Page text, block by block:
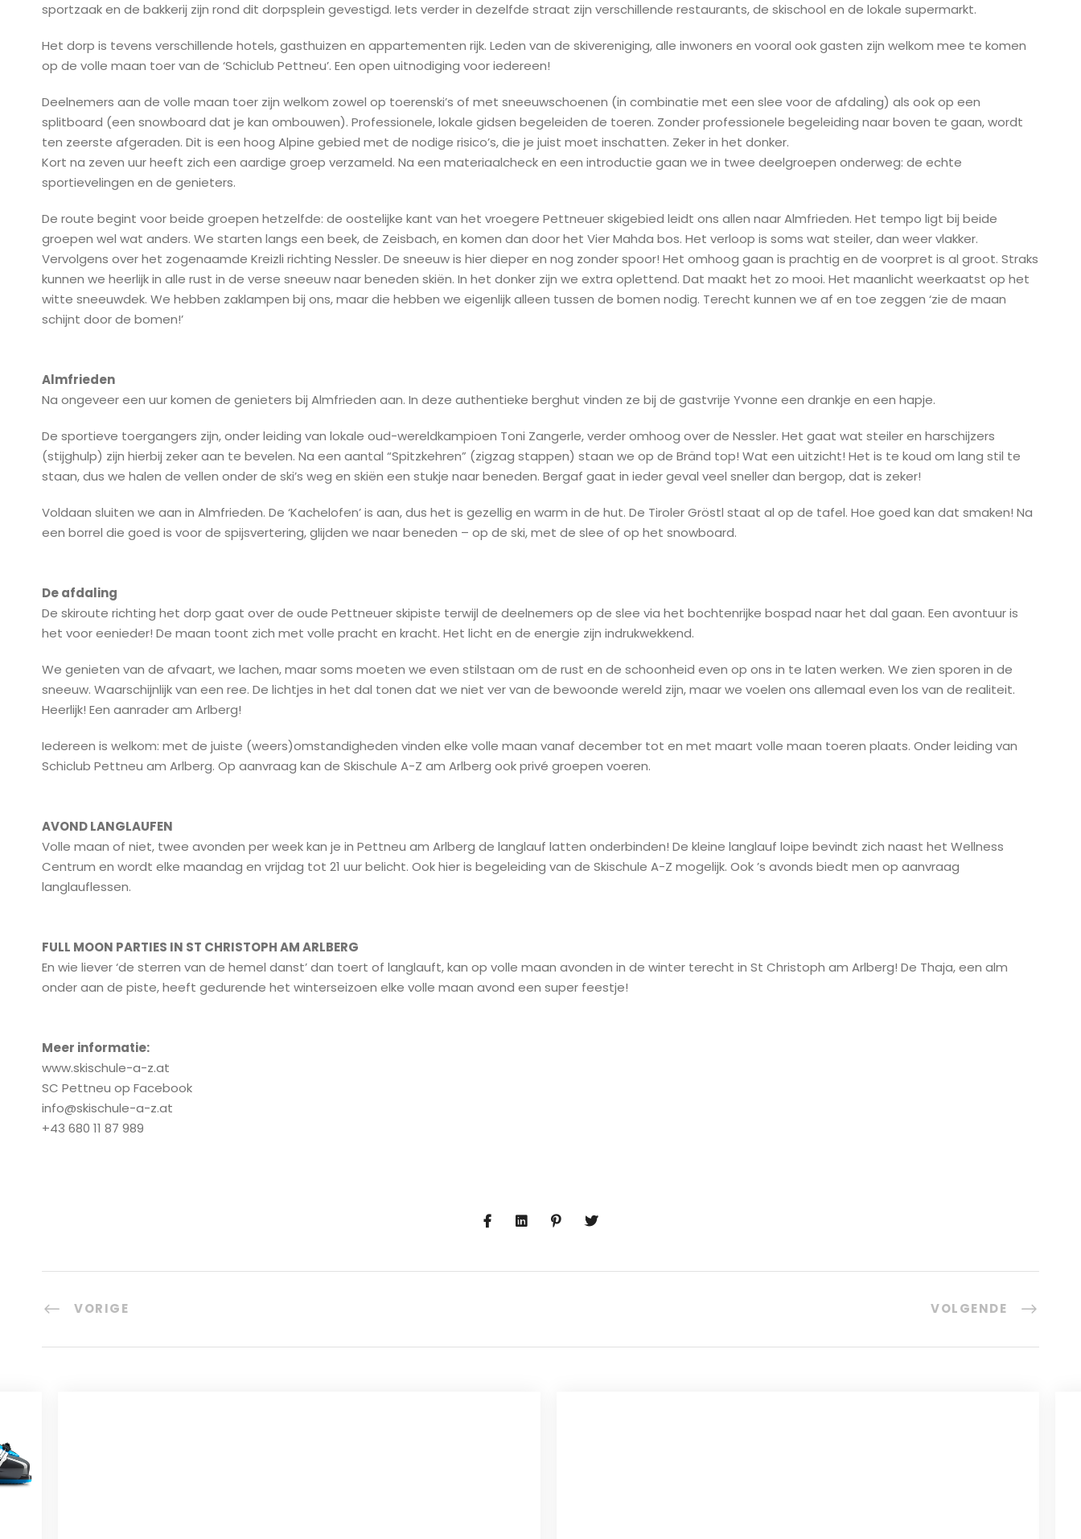
sportzaak en de bakkerij zijn rond dit dorpsplein gevestigd. Iets verder in dezelfde straat zijn verschillende restaurants, de skischool en de lokale supermarkt.
Het dorp is tevens verschillende hotels, gasthuizen en appartementen rijk. Leden van de skivereniging, alle inwoners en vooral ook gasten zijn welkom mee te komen
op de volle maan toer van de ‘Schiclub Pettneu’. Een open uitnodiging voor iedereen!
Deelnemers aan de volle maan toer zijn welkom zowel op toerenski’s of met sneeuwschoenen (in combinatie met een slee voor de afdaling) als ook op een
splitboard (een snowboard dat je kan ombouwen). Professionele, lokale gidsen begeleiden de toeren. Zonder professionele begeleiding naar boven te gaan, wordt
ten zeerste afgeraden. Dit is een hoog Alpine gebied met de nodige risico’s, die je juist moet inschatten. Zeker in het donker.
Kort na zeven uur heeft zich een aardige groep verzameld. Na een materiaalcheck en een introductie gaan we in twee deelgroepen onderweg: de echte
sportievelingen en de genieters.
De route begint voor beide groepen hetzelfde: de oostelijke kant van het vroegere Pettneuer skigebied leidt ons allen naar Almfrieden. Het tempo ligt bij beide
groepen wel wat anders. We starten langs een beek, de Zeisbach, en komen dan door het Vier Mahda bos. Het verloop is soms wat steiler, dan weer vlakker.
Vervolgens over het zogenaamde Kreizli richting Nessler. De sneeuw is hier dieper en nog zonder spoor! Het omhoog gaan is prachtig en de voorpret is al groot. Straks
kunnen we heerlijk in alle rust in de verse sneeuw naar beneden skiën. In het donker zijn we extra oplettend. Dat maakt het zo mooi. Het maanlicht weerkaatst op het
witte sneeuwdek. We hebben zaklampen bij ons, maar die hebben we eigenlijk alleen tussen de bomen nodig. Terecht kunnen we af en toe zeggen ‘zie de maan
schijnt door de bomen!’
Almfrieden
Na ongeveer een uur komen de genieters bij Almfrieden aan. In deze authentieke berghut vinden ze bij de gastvrije Yvonne een drankje en een hapje.
De sportieve toergangers zijn, onder leiding van lokale oud-wereldkampioen Toni Zangerle, verder omhoog over de Nessler. Het gaat wat steiler en harschijzers
(stijghulp) zijn hierbij zeker aan te bevelen. Na een aantal “Spitzkehren” (zigzag stappen) staan we op de Bränd top! Wat een uitzicht! Het is te koud om lang stil te
staan, dus we halen de vellen onder de ski’s weg en skiën een stukje naar beneden. Bergaf gaat in ieder geval veel sneller dan bergop, dat is zeker!
Voldaan sluiten we aan in Almfrieden. De ‘Kachelofen’ is aan, dus het is gezellig en warm in de hut. De Tiroler Gröstl staat al op de tafel. Hoe goed kan dat smaken! Na
een borrel die goed is voor de spijsvertering, glijden we naar beneden – op de ski, met de slee of op het snowboard.
De afdaling
De skiroute richting het dorp gaat over de oude Pettneuer skipiste terwijl de deelnemers op de slee via het bochtenrijke bospad naar het dal gaan. Een avontuur is
het voor eenieder! De maan toont zich met volle pracht en kracht. Het licht en de energie zijn indrukwekkend.
We genieten van de afvaart, we lachen, maar soms moeten we even stilstaan om de rust en de schoonheid even op ons in te laten werken. We zien sporen in de
sneeuw. Waarschijnlijk van een ree. De lichtjes in het dal tonen dat we niet ver van de bewoonde wereld zijn, maar we voelen ons allemaal even los van de realiteit.
Heerlijk! Een aanrader am Arlberg!
Iedereen is welkom: met de juiste (weers)omstandigheden vinden elke volle maan vanaf december tot en met maart volle maan toeren plaats. Onder leiding van
Schiclub Pettneu am Arlberg. Op aanvraag kan de Skischule A-Z am Arlberg ook privé groepen voeren.
AVOND LANGLAUFEN
Volle maan of niet, twee avonden per week kan je in Pettneu am Arlberg de langlauf latten onderbinden! De kleine langlauf loipe bevindt zich naast het Wellness
Centrum en wordt elke maandag en vrijdag tot 21 uur belicht. Ook hier is begeleiding van de Skischule A-Z mogelijk. Ook ’s avonds biedt men op aanvraag
langlauflessen.
FULL MOON PARTIES IN ST CHRISTOPH AM ARLBERG
En wie liever ‘de sterren van de hemel danst’ dan toert of langlauft, kan op volle maan avonden in de winter terecht in St Christoph am Arlberg! De Thaja, een alm
onder aan de piste, heeft gedurende het winterseizoen elke volle maan avond een super feestje!
Meer informatie:
www.skischule-a-z.at
SC Pettneu op Facebook
info@skischule-a-z.at
+43 680 11 87 989
VORIGE VOLGENDE